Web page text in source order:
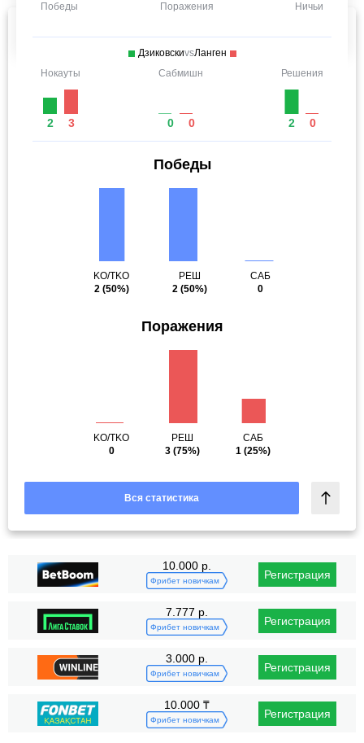
Победы Поражения Ничьи
ДзиковскиvsЛанген
Нокауты
2 3
Сабмишн
0 0
Решения
2 0
Победы
KO/TKO
2(50%)
РЕШ
2 (50%)
САБ
0
Поражения
KO/TKO
0
РЕШ
3 (75%)
САБ
1 (25%)
Вся статистика
10.000 р.
Фрибет новичкам Регистрация
7.777 р.
Фрибет новичкам Регистрация
3.000 р.
Фрибет новичкам Регистрация
10.000 ₸
Фрибет новичкам Регистрация